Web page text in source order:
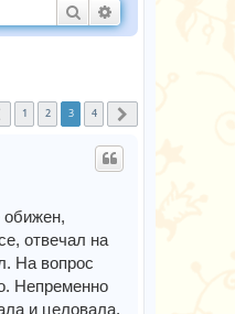
Поиск
Пред.
1 2 3 4
обижен,
отвечал на
На вопрос
Непременно
и целовала.